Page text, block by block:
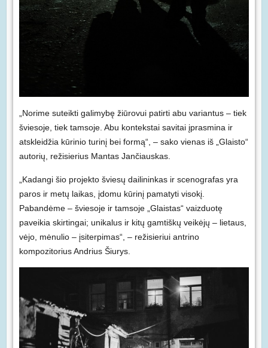
„Norime suteikti galimybę žiūrovui patirti abu variantus – tiek
šviesoje, tiek tamsoje. Abu kontekstai savitai įprasmina ir
atskleidžia kūrinio turinį bei formą“, – sako vienas iš „Glaisto“
autorių, režisierius Mantas Jančiauskas.
„Kadangi šio projekto šviesų dailininkas ir scenografas yra
paros ir metų laikas, įdomu kūrinį pamatyti visokį.
Pabandėme – šviesoje ir tamsoje „Glaistas“ vaizduotę
paveikia skirtingai; unikalus ir kitų gamtiškų veikėjų – lietaus,
vėjo, mėnulio – įsiterpimas“, – režisieriui antrino
kompozitorius Andrius Šiurys.